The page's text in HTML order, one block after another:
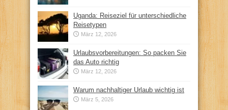
Uganda: Reiseziel für unterschiedliche
Reisetypen
März 12, 2026
Urlaubsvorbereitungen: So packen Sie
das Auto richtig
März 12, 2026
Warum nachhaltiger Urlaub wichtig ist
März 5, 2026